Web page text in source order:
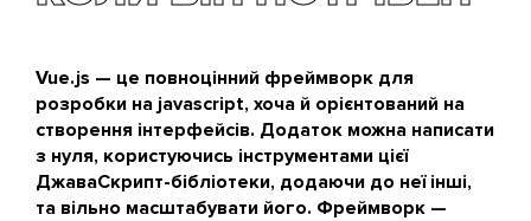
Vue.js — це повноцінний фреймворк для
розробки на javascript, хоча й орієнтований на
створення інтерфейсів. Додаток можна написати
з нуля, користуючись інструментами цієї
ДжаваСкрипт-бібліотеки, додаючи до неї інші,
та вільно масштабувати його. Фреймворк —